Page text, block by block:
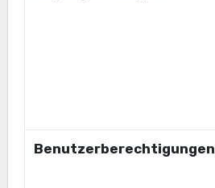
Benutzerberechtigungen